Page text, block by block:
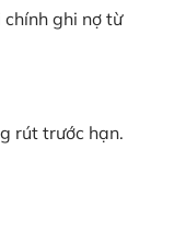
ghi nợ từ
rút trước hạn.